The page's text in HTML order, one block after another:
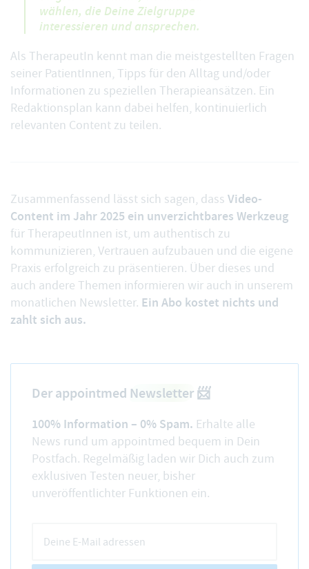
wählen, die Deine Zielgruppe
interessieren und ansprechen.
Als TherapeutIn kennt man die meistgestellten Fragen
seiner PatientInnen, Tipps für den Alltag und/oder
Informationen zu speziellen Therapieansätzen. Ein
Redaktionsplan kann dabei helfen, kontinuierlich
relevanten Content zu teilen.
Zusammenfassend lässt sich sagen, dass Video-
Content im Jahr 2025 ein unverzichtbares Werkzeug
für TherapeutInnen ist, um authentisch zu
kommunizieren, Vertrauen aufzubauen und die eigene
Praxis erfolgreich zu präsentieren. Über dieses und
auch andere Themen informieren wir auch in unserem
monatlichen Newsletter. Ein Abo kostet nichts und
zahlt sich aus.
Der appointmed Newsletter📨
100% Information – 0% Spam. Erhalte alle
News rund um appointmed bequem in Dein
Postfach. Regelmäßig laden wir Dich auch zum
exklusiven Testen neuer, bisher
unveröffentlichter Funktionen ein.